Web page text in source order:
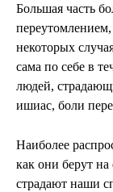
Большая часть
некоторых
сама по себе в
людей,
ишиас, боли
Наиболее
как они берут на
страдают наши